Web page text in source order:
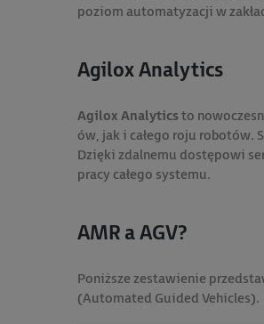
poziom automatyzacji w
Agilox Analytics
Agilox Analyticsto
ów, jak i całego roju robotów.
Dzięki zdalnemu dostępowi
pracy całego systemu.
AMR a AGV?
Poniższe zestawienie
(Automated Guided Vehicles).